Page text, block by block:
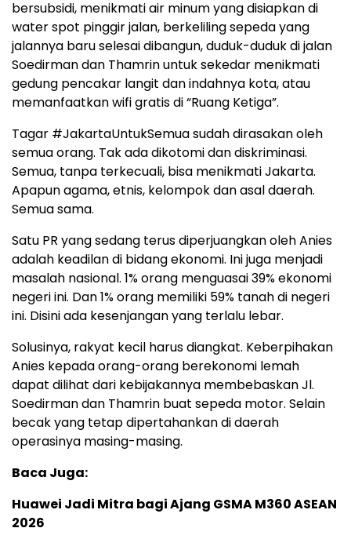
bersubsidi, menikmati air minum yang disiapkan di
water spot pinggir jalan, berkeliling sepeda yang
jalannya baru selesai dibangun, duduk-duduk di jalan
Soedirman dan Thamrin untuk sekedar menikmati
gedung pencakar langit dan indahnya kota, atau
memanfaatkan wifi gratis di “Ruang Ketiga”.
Tagar #JakartaUntukSemua sudah dirasakan oleh
semua orang. Tak ada dikotomi dan diskriminasi.
Semua, tanpa terkecuali, bisa menikmati Jakarta.
Apapun agama, etnis, kelompok dan asal daerah.
Semua sama.
Satu PR yang sedang terus diperjuangkan oleh Anies
adalah keadilan di bidang ekonomi. Ini juga menjadi
masalah nasional. 1% orang menguasai 39% ekonomi
negeri ini. Dan 1% orang memiliki 59% tanah di negeri
ini. Disini ada kesenjangan yang terlalu lebar.
Solusinya, rakyat kecil harus diangkat. Keberpihakan
Anies kepada orang-orang berekonomi lemah
dapat dilihat dari kebijakannya membebaskan Jl.
Soedirman dan Thamrin buat sepeda motor. Selain
becak yang tetap dipertahankan di daerah
operasinya masing-masing.
Baca Juga:
Huawei Jadi Mitra bagi Ajang GSMA M360 ASEAN
2026